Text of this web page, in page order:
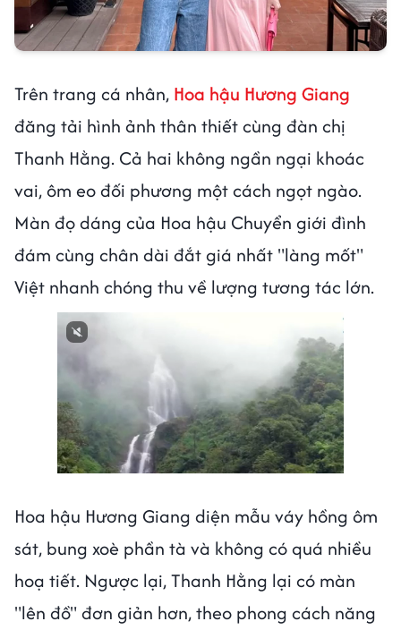
Trên trang cá nhân, Hoa hậu Hương Giang
đăng tải hình ảnh thân thiết cùng đàn chị
Thanh Hằng. Cả hai không ngần ngại khoác
vai, ôm eo đối phương một cách ngọt ngào.
Màn đọ dáng của Hoa hậu Chuyển giới đình
đám cùng chân dài đắt giá nhất "làng mốt"
Việt nhanh chóng thu về lượng tương tác lớn.
Hoa hậu Hương Giang diện mẫu váy hồng ôm
sát, bung xoè phần tà và không có quá nhiều
hoạ tiết. Ngược lại, Thanh Hằng lại có màn
"lên đồ" đơn giản hơn, theo phong cách năng